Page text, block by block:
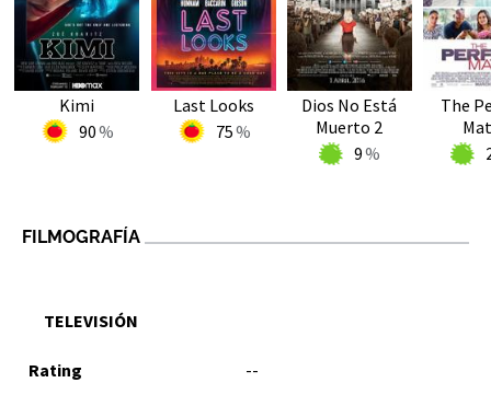
Kimi
90
Last Looks
75
Dios No Está
Muerto 2
9
The
FILMOGRAFÍA
TELEVISIÓN
--